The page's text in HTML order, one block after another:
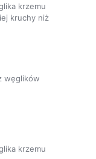
krzemu
kruchy niż
węglików
krzemu